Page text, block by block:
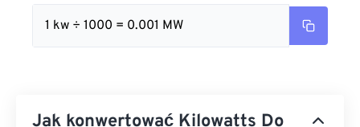
1 kw ÷ 1000 = 0.001 MW
Jak konwertować Kilowatts Do